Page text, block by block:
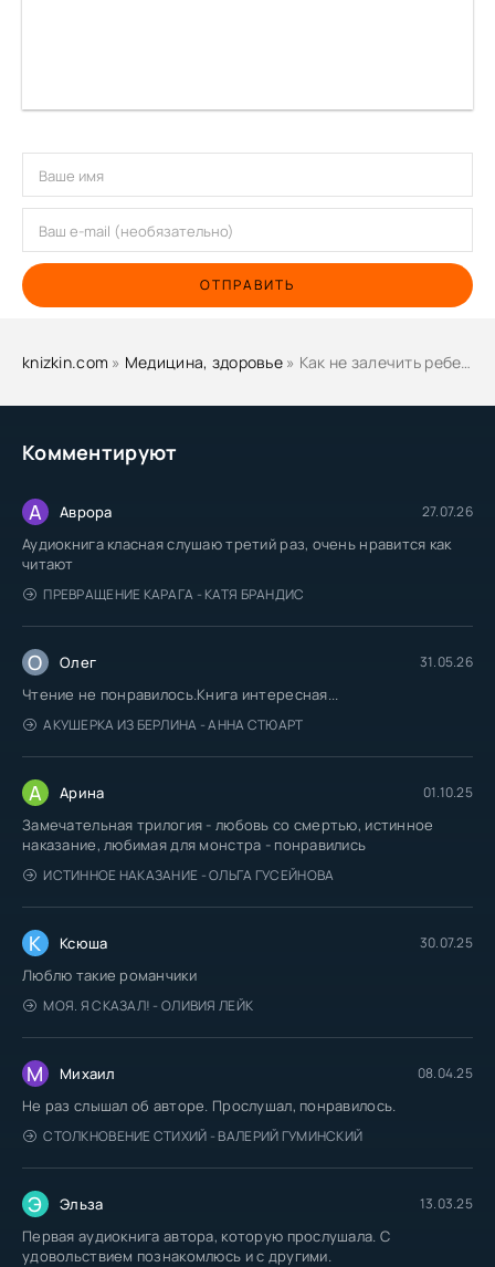
Комментируют
А Аврора 27.07.26
Аудиокнига класная слушаю третий раз, очень нравится как
читают
ПРЕВРАЩЕНИЕ КАРАГА - КАТЯ БРАНДИС
О Олег 31.05.26
Чтение не понравилось.Книга интересная...
АКУШЕРКА ИЗ БЕРЛИНА - АННА СТЮАРТ
А Арина 01.10.25
Замечательная трилогия - любовь со смертью, истинное
наказание, любимая для монстра - понравились
ИСТИННОЕ НАКАЗАНИЕ - ОЛЬГА ГУСЕЙНОВА
К Ксюша 30.07.25
Люблю такие романчики
МОЯ. Я СКАЗАЛ! - ОЛИВИЯ ЛЕЙК
М Михаил 08.04.25
Не раз слышал об авторе. Прослушал, понравилось.
СТОЛКНОВЕНИЕ СТИХИЙ - ВАЛЕРИЙ ГУМИНСКИЙ
Э Эльза 13.03.25
Первая аудиокнига автора, которую прослушала. С
удовольствием познакомлюсь и с другими.
ОТПРАВИТЬ
knizkin.com » Медицина, здоровье» Как не залечить ребенка - Фёдор Катасонов